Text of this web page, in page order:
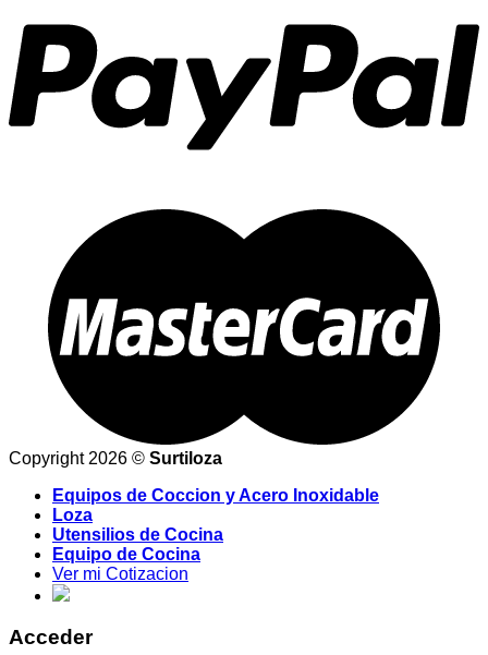
Copyright 2026 © Surtiloza
Equipos de Coccion y Acero Inoxidable
Loza
Utensilios de Cocina
Equipo de Cocina
Ver mi Cotizacion
Acceder